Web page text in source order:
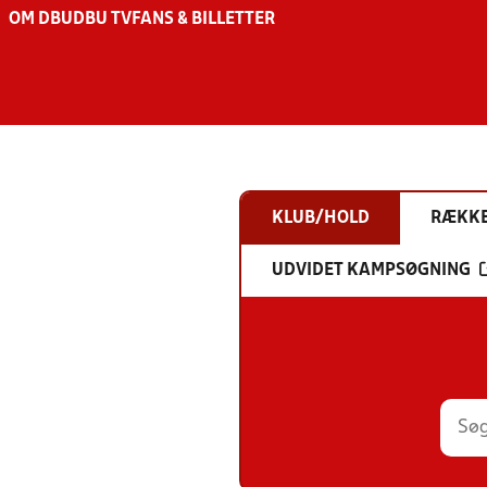
OM DBU DBU TV FANS & BILLETTER
KLUB/HOLD
UDVIDET KAMPSØGNING